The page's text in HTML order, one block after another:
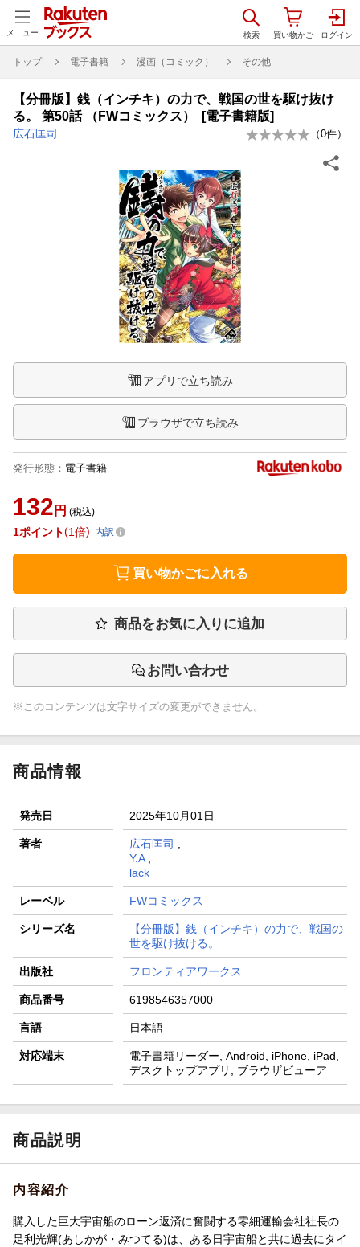
メニュー
トップ 電子書籍 漫画（コミック） その他
【分冊版】銭（インチキ）の力で、戦国の世を駆け抜け
る。 第50話 （FWコミックス） [電子書籍版]
広石匡司 （0件）
アプリで立ち読み
ブラウザで立ち読み
発行形態 ： 電子書籍
132 円 (税込)
1ポイント 1倍 内訳
買い物かごに入れる
商品をお気に入りに追加
お問い合わせ
※このコンテンツは文字サイズの変更ができません。
商品情報
発売日 2025年10月01日
著者 広石匡司 ,
Y.A,
lack
レーベル FWコミックス
シリーズ名
【分冊版】銭（インチキ）の力で、戦国の
世を駆け抜ける。
出版社 フロンティアワークス
商品番号 6198546357000
言語 日本語
対応端末
電子書籍リーダー, Android, iPhone, iPad,
デスクトップアプリ, ブラウザビューア
商品説明
内容紹介
購入した巨大宇宙船のローン返済に奮闘する零細運輸会社社長の
足利光輝(あしかが・みつてる)は、ある日宇宙船と共に過去にタイ